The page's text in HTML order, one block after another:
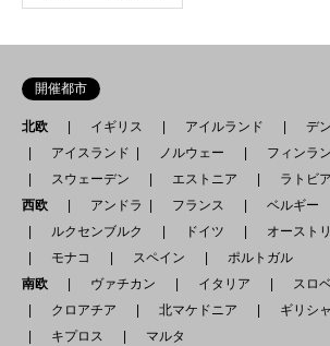
開催都市
北欧 イギリス アイルランド
デ
アイスランド
ノルウェー
フィンラ
スウェーデン
エストニア ラトビ
西欧
アンドラ フランス ベルギー
ルクセンブルク
ドイツ オースト
モナコ
スペイン
ポルトガル
南欧
ヴァチカン イタリア
スロ
クロアチア
北マケドニア ギリシ
キプロス
マルタ